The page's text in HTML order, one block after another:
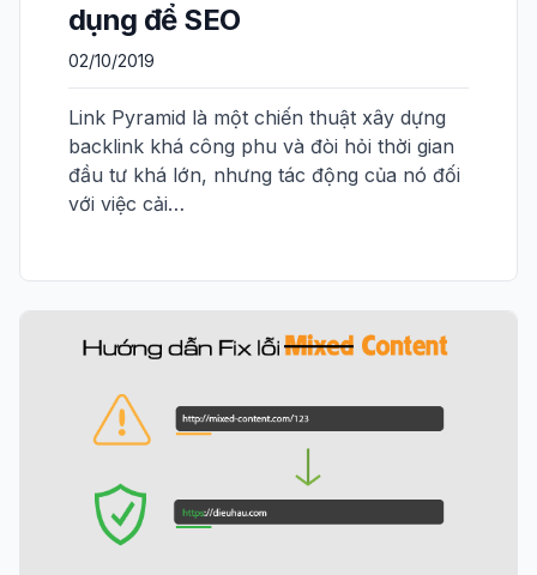
dụng để SEO
02/10/2019
Link Pyramid là một chiến thuật xây dựng
backlink khá công phu và đòi hỏi thời gian
đầu tư khá lớn, nhưng tác động của nó đối
với việc cải…